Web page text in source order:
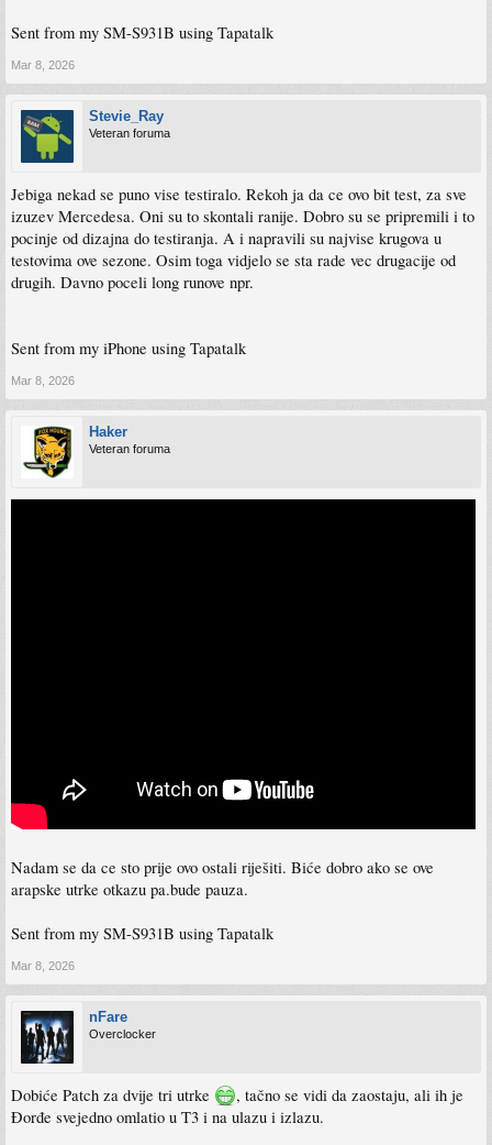
Sent from my SM-S931B using Tapatalk
Mar 8, 2026
Stevie_Ray
Veteran foruma
Jebiga nekad se puno vise testiralo. Rekoh ja da ce ovo bit test, za sve
izuzev Mercedesa. Oni su to skontali ranije. Dobro su se pripremili i to
pocinje od dizajna do testiranja. A i napravili su najvise krugova u
testovima ove sezone. Osim toga vidjelo se sta rade vec drugacije od
drugih. Davno poceli long runove npr.
Sent from my iPhone using Tapatalk
Mar 8, 2026
Haker
Veteran foruma
Nadam se da ce sto prije ovo ostali riješiti. Biće dobro ako se ove
arapske utrke otkazu pa.bude pauza.
Sent from my SM-S931B using Tapatalk
Mar 8, 2026
nFare
Overclocker
Dobiće Patch za dvije tri utrke
, tačno se vidi da zaostaju, ali ih je
Đorđe svejedno omlatio u T3 i na ulazu i izlazu.